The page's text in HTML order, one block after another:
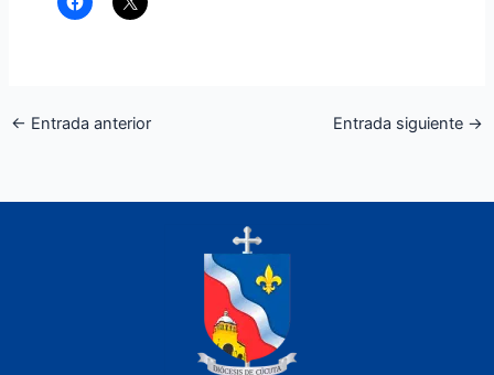
← Entrada anterior Entrada siguiente →